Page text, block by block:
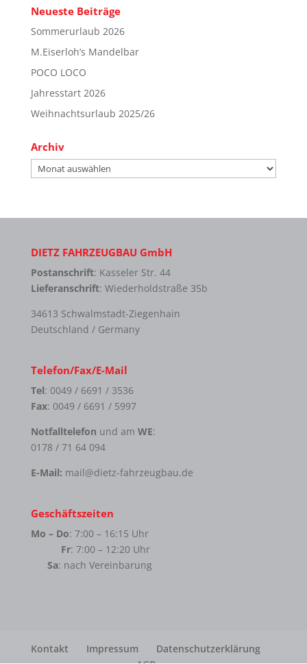
Neueste Beiträge
Sommerurlaub 2026
M.Eiserloh’s Mandelbar
POCO LOCO
Jahresstart 2026
Weihnachtsurlaub 2025/26
Archiv
Archiv
DIETZ FAHRZEUGBAU GmbH
Postanschrift: Kasseler Str. 44
Lieferanschrift: Wiederholdstraße 35b
34613 Schwalmstadt-Ziegenhain
Deutschland / Germany
Telefon/Fax/E-Mail
Tel: 0049 / 6691 / 3536
Fax: 0049 / 6691 / 5997
Notfalltelefon und am WE:
0178 / 71 64 094
E-Mail: mail@dietz-fahrzeugbau.de
Geschäftszeiten
Mo – Do: 7:00 – 16:15 Uhr
Fr: 7:00 – 12:20 Uhr
Sa: nach Vereinbarung
Kontakt Impressum
Datenschutzerklärung